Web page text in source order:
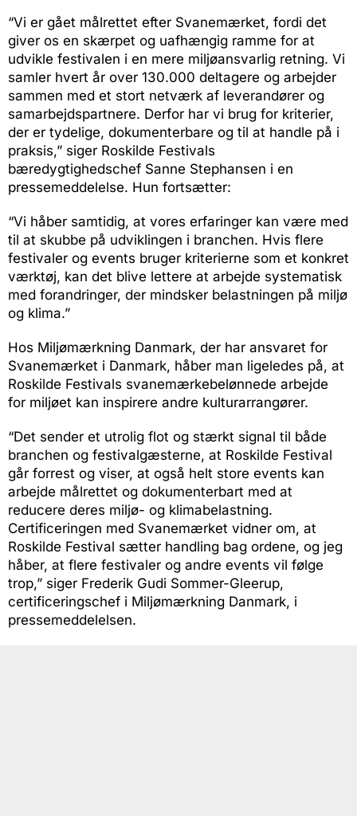
“Vi er gået målrettet efter Svanemærket, fordi det
giver os en skærpet og uafhængig ramme for at
udvikle festivalen i en mere miljøansvarlig retning. Vi
samler hvert år over 130.000 deltagere og arbejder
sammen med et stort netværk af leverandører og
samarbejdspartnere. Derfor har vi brug for kriterier,
der er tydelige, dokumenterbare og til at handle på i
praksis,” siger Roskilde Festivals
bæredygtighedschef Sanne Stephansen i en
pressemeddelelse. Hun fortsætter:
“Vi håber samtidig, at vores erfaringer kan være med
til at skubbe på udviklingen i branchen. Hvis flere
festivaler og events bruger kriterierne som et konkret
værktøj, kan det blive lettere at arbejde systematisk
med forandringer, der mindsker belastningen på miljø
og klima.”
Hos Miljømærkning Danmark, der har ansvaret for
Svanemærket i Danmark, håber man ligeledes på, at
Roskilde Festivals svanemærkebelønnede arbejde
for miljøet kan inspirere andre kulturarrangører.
“Det sender et utrolig flot og stærkt signal til både
branchen og festivalgæsterne, at Roskilde Festival
går forrest og viser, at også helt store events kan
arbejde målrettet og dokumenterbart med at
reducere deres miljø- og klimabelastning.
Certificeringen med Svanemærket vidner om, at
Roskilde Festival sætter handling bag ordene, og jeg
håber, at flere festivaler og andre events vil følge
trop,” siger Frederik Gudi Sommer-Gleerup,
certificeringschef i Miljømærkning Danmark, i
pressemeddelelsen.